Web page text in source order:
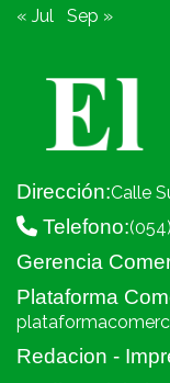
« Jul Sep »
Dirección:Calle
Telefono:
Gerencia
Plataforma
Redacion -